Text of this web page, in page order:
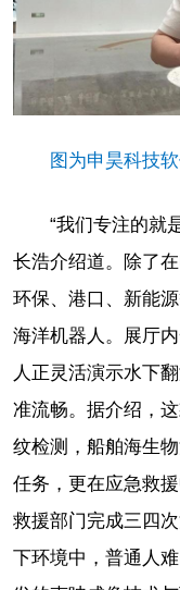
图为申昊科技
“我们专注的就
长浩介绍道。除了
环保、港口、新能
海洋机器人。展厅
人正灵活演示水下
准流畅。据介绍，
纹检测，船舶海生
任务，更在应急救
救援部门完成三四
下环境中，普通人